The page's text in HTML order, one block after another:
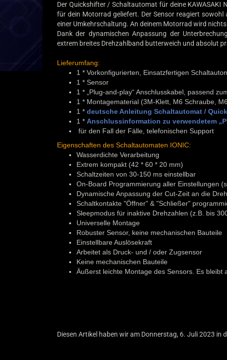
Der Quickshifter / Schaltautomat für deine KAWASAKI
für dein Motorrad geliefert. Der Sensor reagiert
einer Umkehrschaltung. An deinem Motorrad wird
Dank der dynamischen Anpassung der
extrem breites Drehzahlband butterweich und absolut
Lieferumfang:
1 * Vorkonfigurierten, Einsatzfertigen
1 * Sensor
1 * „Plug-and-play“ Anschlusskabel, passend
1 * Montagematerial (3M-Klett, M6 Schraube,
1 * deutsche Anleitung Schaltautomat /
1 * Anschlussinformation zu verwendetem
für den Fall der Fälle, telefonischen Support
Eigenschaften des Schaltautomaten IONIC:
Wasserdichte Verarbeitung
Extrem kompakt (42 * 60 * 20 mm)
Schaltzeiten von 30-150 ms einstellbar
On-Board Programmierung aller Einstellungen
Dynamische Anpassung der Cut-Zeit an die
Schaltkontakte "Öffner" & "Schließer"
Sleepmodus für inaktive Drehzahlen (z.B. bis
Universelle Montage
Robuster Sensor, keine mechanischen Bauteile
Einstellbare Auslösekraft
Arbeitet als Druck- und / oder Zugsensor
Keine mechanischen Bauteile
Äußerst leichte Montage des Sensors. Es bleibt
Diesen Artikel haben wir am Donnerstag, 6. Juli 2023 in